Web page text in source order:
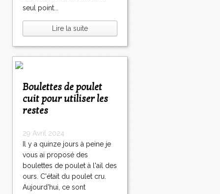
seul point...
Lire la suite
Boulettes de poulet
cuit pour utiliser les
restes
29 Avril 2024
Il y a quinze jours à peine je
vous ai proposé des
boulettes de poulet à l'ail des
ours. C'était du poulet cru.
Aujourd'hui, ce sont